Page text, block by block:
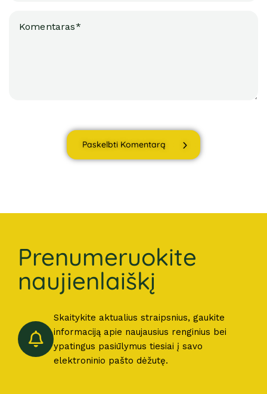
Paskelbti Komentarą
Prenumeruokite
naujienlaiškį
Skaitykite aktualius straipsnius, gaukite
informaciją apie naujausius renginius bei
ypatingus pasiūlymus tiesiai į savo
elektroninio pašto dėžutę.